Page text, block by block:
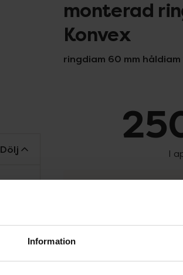
Information
monterad
Konvex
ringdiam 60 mm
I
Tillfälligt slut online.
Dölj